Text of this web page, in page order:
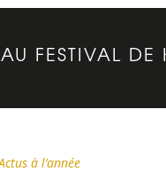
FESTIVAL DE
à l’année